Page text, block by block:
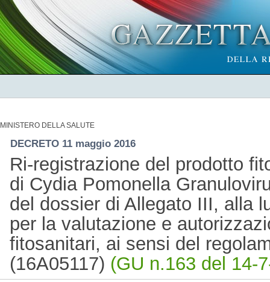
MINISTERO DELLA SALUTE
DECRETO 11 maggio 2016
Ri-registrazione del prodotto
di Cydia Pomonella
del dossier di Allegato III, alla
per la valutazione e
fitosanitari, ai sensi del
(16A05117) (GU n.163 del 14-